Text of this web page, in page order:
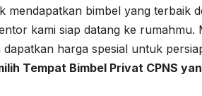
mendapatkan bimbel yang terbaik
kami siap datang ke
harga spesial untuk
Tempat Bimbel Privat CPNS